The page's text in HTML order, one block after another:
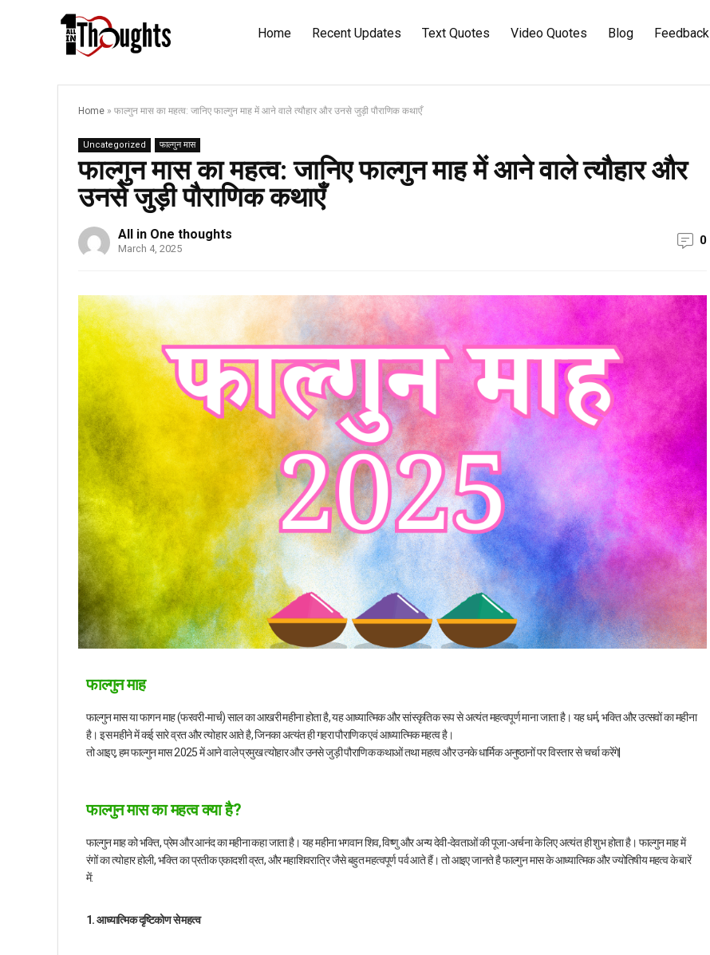
Home Recent Updates Text Quotes Video Quotes Blog Feedback
Home » फाल्गुन मास का महत्व: जानिए फाल्गुन माह में आने वाले त्यौहार और उनसे जुड़ी पौराणिक कथाएँ
Uncategorized फाल्गुन मास
फाल्गुन मास का महत्व: जानिए फाल्गुन माह में आने वाले त्यौहार और
उनसे जुड़ी पौराणिक कथाएँ
All in One thoughts
March 4, 2025
0
फाल्गुन माह
फाल्गुन मास या फागन माह (फरवरी-मार्च) साल का आखरी महीना होता है, यह आध्यात्मिक और सांस्कृतिक रूप से अत्यंत महत्वपूर्ण माना जाता है। यह धर्म, भक्ति और उत्सवों का महीना
है। इस महीने में कई सारे व्रत और त्योहार आते है, जिनका अत्यंत ही गहरा पौराणिक एवं आध्यात्मिक महत्व है।
तो आइए, हम फाल्गुन मास 2025 में आने वाले प्रमुख त्योहार और उनसे जुड़ी पौराणिक कथाओं तथा महत्व और उनके धार्मिक अनुष्ठानों पर विस्तार से चर्चा करेंगे|
फाल्गुन मास का महत्व क्या है?
फाल्गुन माह को भक्ति, प्रेम और आनंद का महीना कहा जाता है। यह महीना भगवान शिव, विष्णु और अन्य देवी-देवताओं की पूजा-अर्चना के लिए अत्यंत ही शुभ होता है। फाल्गुन माह में
रंगों का त्योहार होली, भक्ति का प्रतीक एकादशी व्रत, और महाशिवरात्रि जैसे बहुत महत्वपूर्ण पर्व आते हैं। तो आइए जानते है फाल्गुन मास के आध्यात्मिक और ज्योतिषीय महत्व के बारें
में:
1. आध्यात्मिक दृष्टिकोण से महत्व